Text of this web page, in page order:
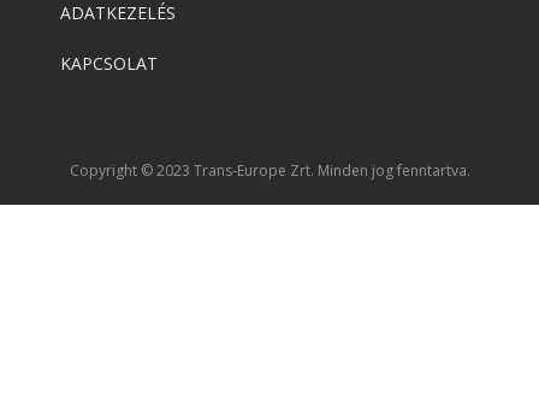
ADATKEZELÉS
KAPCSOLAT
Copyright © 2023 Trans-Europe Zrt. Minden jog fenntartva.